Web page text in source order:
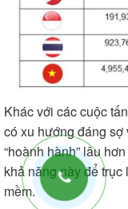
Khác với các cuộc
có xu hướng đáng sợ
“hoành hành” lâu
khả năng này để
mềm.